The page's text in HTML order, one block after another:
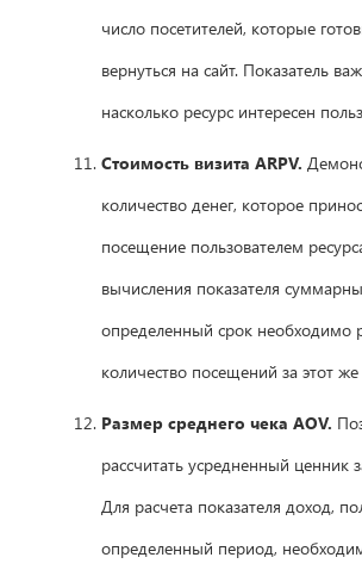
число посетителей, которые
вернуться на сайт. Показатель
насколько ресурс интересен
Стоимость визита ARPV.
количество денег, которое
посещение пользователем
вычисления показателя
определенный срок необходимо
количество посещений за этот
Размер среднего чека AOV.
рассчитать усредненный ценник
Для расчета показателя доход,
определенный период,